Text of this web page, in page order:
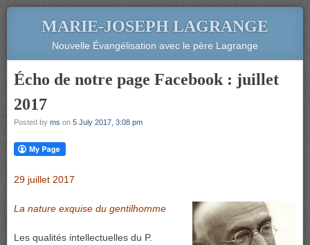
MARIE-JOSEPH LAGRANGE
Nouvelle Évangélisation avec le père Lagrange
Écho de notre page Facebook : juillet
2017
Posted by ms on 5 July 2017, 3:08 pm
29 juillet 2017
La nature exquise du gentilhomme
Les qualités intellectuelles du P.